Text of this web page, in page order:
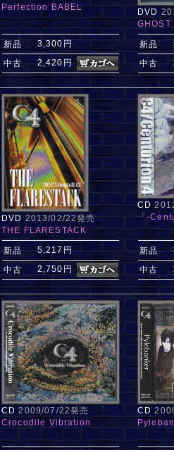
Perfection BABEL
DVD
GHOST
新品 3,300円
中古 2,420円
新品
中古
DVD2013/02/22発売
THE FLARESTACK
CD
「-
新品 5,217円
中古 2,750円
新品
中古
CD2009/07/22発売
Crocodile Vibration
CD